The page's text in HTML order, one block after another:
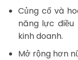
Củng cố và
năng lực
kinh doanh.
Mở rộng hơn